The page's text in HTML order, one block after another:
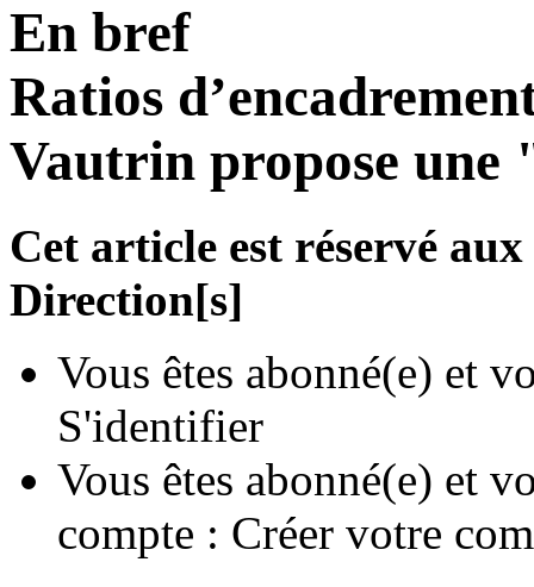
En bref
Ratios
Vautrin propose
Cet article est réservé
Direction[s]
Vous êtes abonné(e) et
S'identifier
Vous êtes abonné(e) et
compte : Créer votre